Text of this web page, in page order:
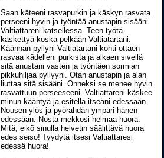
Saan käteeni rasvapurkin ja käskyn rasvata
perseeni hyvin ja työntää anustapin sisääni
Valtiattareni katsellessa. Teen työtä
käskettyä koska pelkään Valtiatartani.
Käännän pyllyni Valtiatartani kohti ottaen
rasvaa kädelleni purkista ja alkaen sivellä
sitä anustani vasten ja työntäen sormian
pikkuhiljaa pyllyyni. Otan anustapin ja alan
liuttaa sitä sisääni. Onneksi se menee hyvin
rasvattuun perseeseeni. Valtiattareni käskee
minun kääntyä ja esitellä itseäni edessään.
Nousen ylös ja pyörähdän ympäri hänen
edessään. Nosta mekkosi helmaa huora.
Mitä, eikö sinulla helvetin säälittävä huora
edes seiso! Tyydytä itsesi Valtiattaresi
edessä huora!